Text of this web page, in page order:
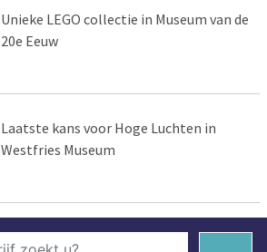
Unieke LEGO collectie in Museum van de
20e Eeuw
Laatste kans voor Hoge Luchten in
Westfries Museum